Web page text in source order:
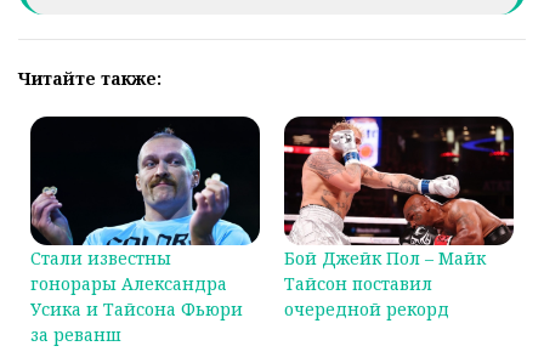
Читайте также:
Стали известны
гонорары Александра
Усика и Тайсона Фьюри
за реванш
Бой Джейк Пол – Майк
Тайсон поставил
очередной рекорд